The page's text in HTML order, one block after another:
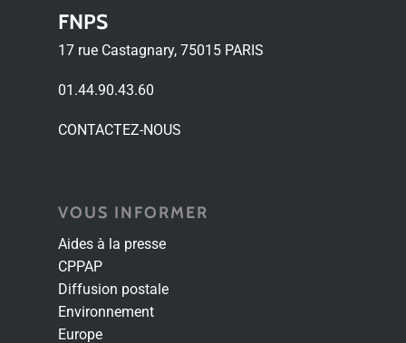
FNPS
17 rue Castagnary, 75015 PARIS
01.44.90.43.60
CONTACTEZ-NOUS
VOUS INFORMER
Aides à la presse
CPPAP
Diffusion postale
Environnement
Europe